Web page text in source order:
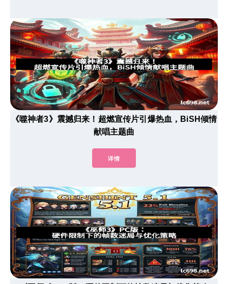
《噬神者3》震撼归来！超燃宣传片引爆热血，BiSH倾情
献唱主题曲
详情